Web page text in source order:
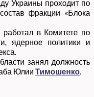
Украины проходит по
фракции «Блока
в Комитете по
ядерное политики и
занял должность
Юлии Тимошенко.